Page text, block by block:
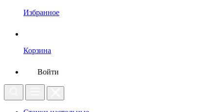
Избранное
Корзина
Войти